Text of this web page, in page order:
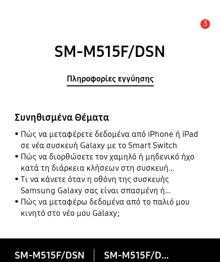
3
SM-M515F/DSN
Πληροφορίες εγγύησης
Συνηθισμένα Θέματα
Πώς να μεταφέρετε δεδομένα από iPhone ή iPad
σε νέα συσκευή Galaxy με το Smart Switch
Πώς να διορθώσετε τον χαμηλό ή μηδενικό ήχο
κατά τη διάρκεια κλήσεων στη συσκευή
Samsung Galaxy σας
Τι να κάνετε όταν η οθόνη της συσκευής
Samsung Galaxy σας είναι σπασμένη ή
κατεστραμμένη
Πώς να μεταφέρω δεδομένα από το παλιό μου
κινητό στο νέο μου Galaxy;
SM-M515F/DSN SM-M515F/DSN